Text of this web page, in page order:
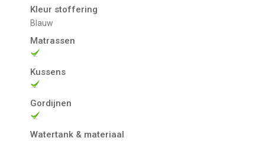
Kleur stoffering
Blauw
Matrassen
Kussens
Gordijnen
Watertank & materiaal